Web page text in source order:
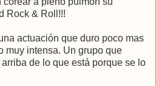
Rock & Roll!!!
actuación que duro poco mas
muy intensa. Un grupo que
de lo que está porque se lo